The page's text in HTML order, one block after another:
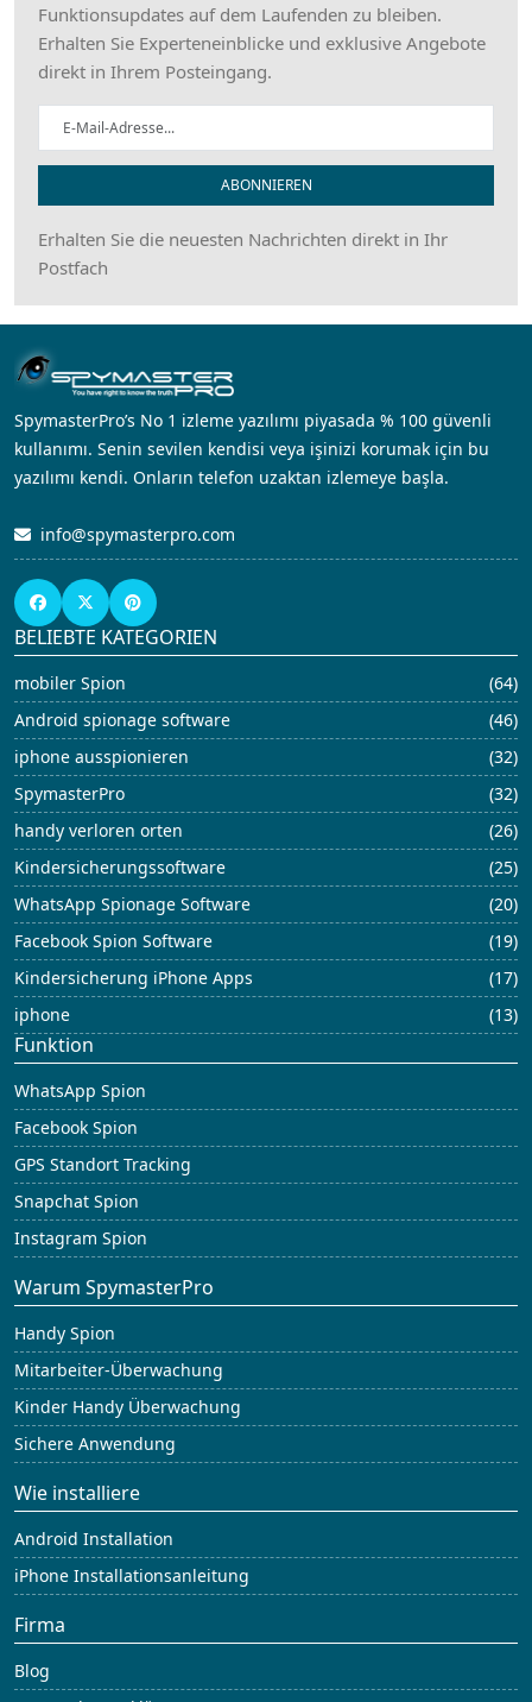
Funktionsupdates auf dem Laufenden zu bleiben.
Erhalten Sie Experteneinblicke und exklusive Angebote
direkt in Ihrem Posteingang.
ABONNIEREN
Erhalten Sie die neuesten Nachrichten direkt in Ihr
Postfach
SpymasterPro’s No 1 izleme yazılımı piyasada % 100 güvenli
kullanımı. Senin sevilen kendisi veya işinizi korumak için bu
yazılımı kendi. Onların telefon uzaktan izlemeye başla.
info@spymasterpro.com
BELIEBTE KATEGORIEN
mobiler Spion
(64)
Android spionage software
(46)
iphone ausspionieren
(32)
SpymasterPro
(32)
handy verloren orten
(26)
Kindersicherungssoftware
(25)
WhatsApp Spionage Software
(20)
Facebook Spion Software
(19)
Kindersicherung iPhone Apps
(17)
iphone
(13)
Funktion
WhatsApp Spion
Facebook Spion
GPS Standort Tracking
Snapchat Spion
Instagram Spion
Warum SpymasterPro
Handy Spion
Mitarbeiter-Überwachung
Kinder Handy Überwachung
Sichere Anwendung
Wie installiere
Android Installation
iPhone Installationsanleitung
Firma
Blog